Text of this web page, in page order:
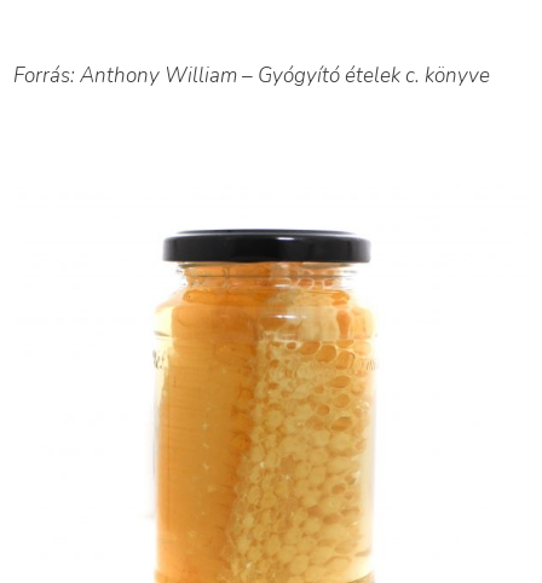
Forrás: Anthony William – Gyógyító ételek c. könyve